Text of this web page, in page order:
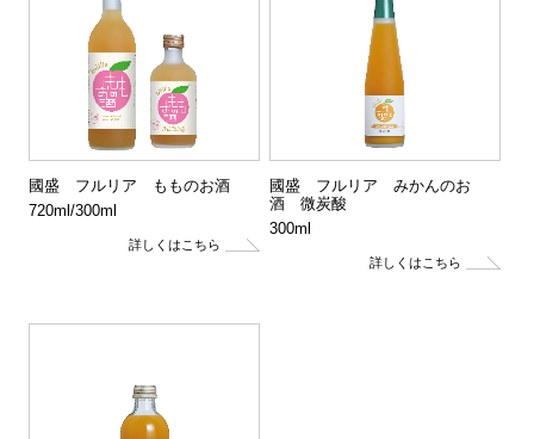
國盛 フルリア もものお酒
720ml/300ml
國盛 フルリア みかんのお
酒 微炭酸
300ml